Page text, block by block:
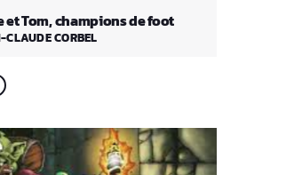
et Tom, champions de foot
CLAUDE CORBEL